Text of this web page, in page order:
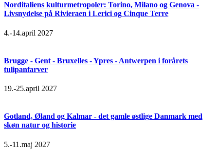
Norditaliens kulturmetropoler: Torino, Milano og Genova -
Livsnydelse på Rivieraen i Lerici og Cinque Terre
4.-14.april 2027
Brugge - Gent - Bruxelles - Ypres - Antwerpen i forårets
tulipanfarver
19.-25.april 2027
Gotland, Øland og Kalmar - det gamle østlige Danmark med
skøn natur og historie
5.-11.maj 2027